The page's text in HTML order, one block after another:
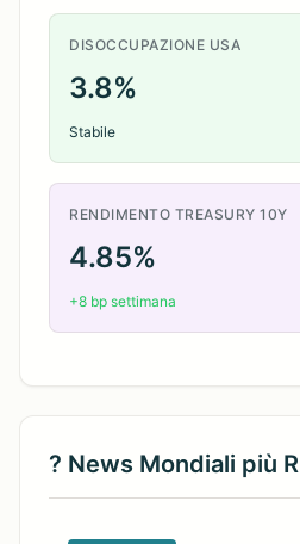
DISOCCUPAZIONE USA
3.8%
Stabile
RENDIMENTO TREASURY 10Y
4.85%
+8 bp settimana
? News Mondiali più